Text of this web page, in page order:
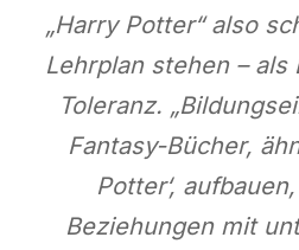
„Harry Potter“ also
Lehrplan stehen –
Toleranz.
Fantasy-Bücher,
Potter‘,
Beziehungen mit